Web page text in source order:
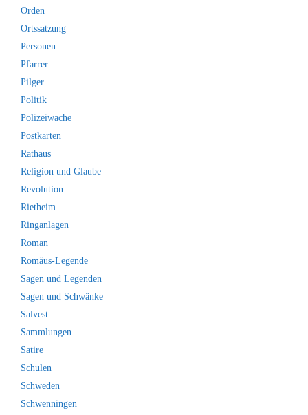
Orden
Ortssatzung
Personen
Pfarrer
Pilger
Politik
Polizeiwache
Postkarten
Rathaus
Religion und Glaube
Revolution
Rietheim
Ringanlagen
Roman
Romäus-Legende
Sagen und Legenden
Sagen und Schwänke
Salvest
Sammlungen
Satire
Schulen
Schweden
Schwenningen